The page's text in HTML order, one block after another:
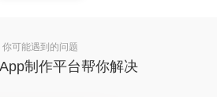
你可能遇到的问题
制作平台帮你解决